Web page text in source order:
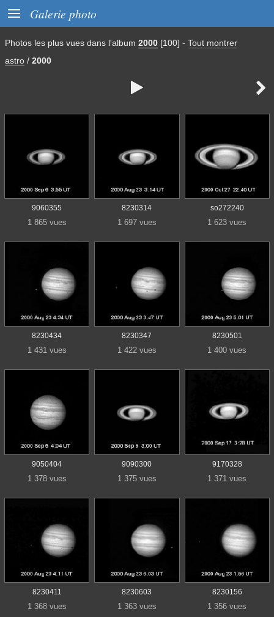
 Galerie photo
Photos les plus vues dans l'album 2000 [100] - Tout montrer
astro / 2000
 
9060355
1 865 vues
8230314
1 697 vues
so272240
1 623 vues
8230434
1 431 vues
8230347
1 422 vues
8230501
1 400 vues
9050404
1 378 vues
9090300
1 375 vues
9170328
1 371 vues
8230411
1 368 vues
8230603
1 363 vues
8230156
1 356 vues